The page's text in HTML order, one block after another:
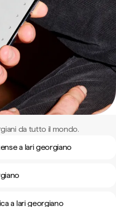
da tutto il mondo.
a lari georgiano
a lari georgiano